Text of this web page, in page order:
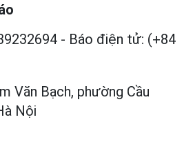
- Báo điện tử: (+84
Văn Bạch, phường Cầu
Nội